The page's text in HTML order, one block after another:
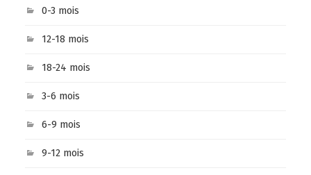
0-3 mois
12-18 mois
18-24 mois
3-6 mois
6-9 mois
9-12 mois